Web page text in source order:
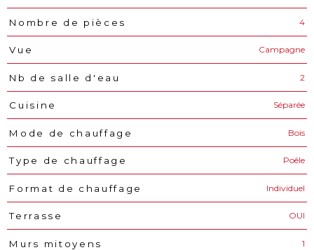
Nombre de pièces 4
Vue Campagne
Nb de salle d'eau 2
Cuisine Séparée
Mode de chauffage Bois
Type de chauffage Poêle
Format de chauffage Individuel
Terrasse OUI
Murs mitoyens 1